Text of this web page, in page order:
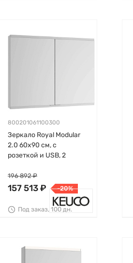
800201061100300
Зеркало Royal Modular
2.0 60х90 см, с
розеткой и USB, 2
Keuco
157 513 ₽
196 892 ₽
-20%
Под заказ, 100 дн.